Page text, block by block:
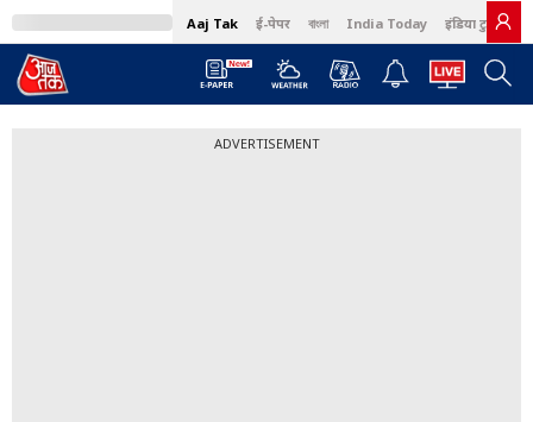
Aaj Tak ई-पेपर বাংলা India Today इंडिया टुडे हिंदी
ADVERTISEMENT